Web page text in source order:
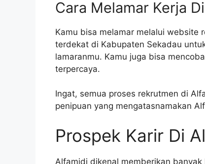
Cara Melamar Kerja
Kamu bisa melamar melalui website
terdekat di Kabupaten Sekadau
lamaranmu. Kamu juga bisa
terpercaya.
Ingat, semua proses rekrutmen di
penipuan yang mengatasnamakan
Prospek Karir Di
Alfamidi dikenal memberikan